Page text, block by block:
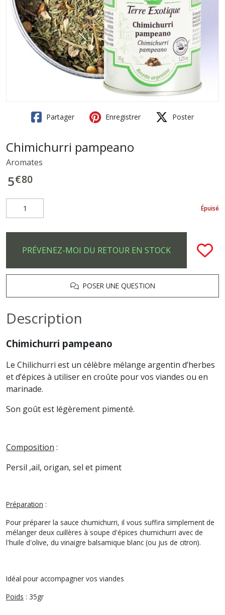
Partager Enregistrer Poster
Chimichurri pampeano
Aromates
5€80
Épuisé
PRÉVENEZ-MOI DU RETOUR EN STOCK
POSER UNE QUESTION
Description
Chimichurri pampeano
Le Chilichurri est un célèbre mélange argentin d’herbes
et d’épices à utiliser en croûte pour vos viandes ou en
marinade.
Son goût est légèrement pimenté.
Composition :
Persil ,ail, origan, sel et piment
Préparation :
Pour préparer la sauce chumichurri, il vous suffira simplement de
mélanger deux cuillères à soupe d'épices chumichurri avec de
l'huile d'olive, du vinaigre balsamique blanc (ou jus de citron).
Idéal pour accompagner vos viandes
Poids : 35gr